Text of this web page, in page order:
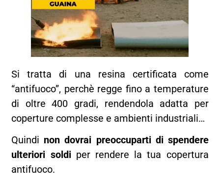
Si tratta di una resina certificata come
“antifuoco”, perchè regge fino a temperature
di oltre 400 gradi, rendendola adatta per
coperture complesse e ambienti industriali…
Quindi non dovrai preoccuparti di spendere
ulteriori soldi per rendere la tua copertura
antifuoco.